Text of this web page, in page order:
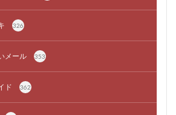
326
メール 353
ド 362